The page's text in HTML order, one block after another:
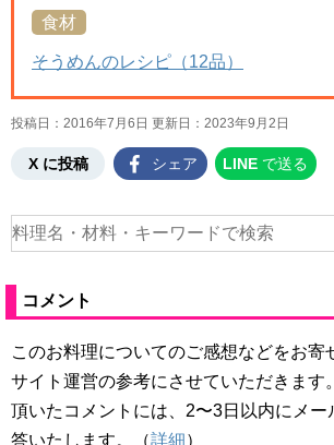
食材
そうめんのレシピ（12品）
投稿日：2016年7月6日 更新日： 2023年9月2日
X に投稿 シェア LINE で送る
コメント
このお料理についてのご感想などをお寄
サイト運営の参考にさせていただきます。
頂いたコメントには、2〜3日以内にメー
答いたします。（詳細）